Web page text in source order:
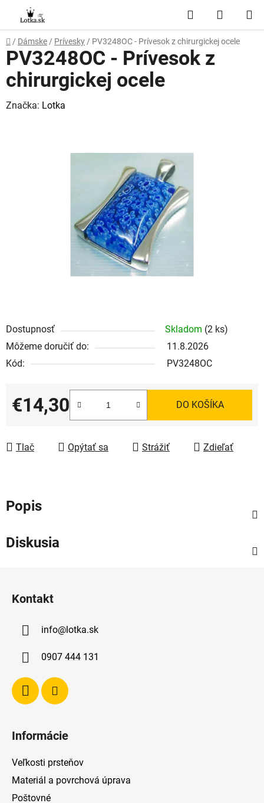
obsah
Hľadať
KOŠÍK
Domov
/ Dámske / Prívesky / PV3248OC - Prívesok z chirurgickej ocele
Dostupnosť Skladom (2 ks)
Môžeme doručiť do:
11.8.2026
Kód:
PV3248OC
€14,30
Jednotková cena:
DO KOŠÍKA
Tlač Opýtať sa Strážiť Zdieľať
PV3248OC - Prívesok z
chirurgickej ocele
Značka: Lotka
Popis
Diskusia
Kontakt
info@lotka.sk
0907 444 131
Informácie
Veľkosti prsteňov
Materiál a povrchová úprava
Poštovné